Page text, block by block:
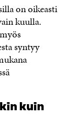
on oikeasti
kuulla.
syntyy
kuin